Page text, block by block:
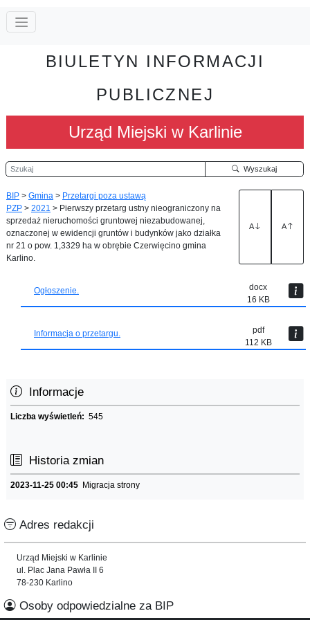
BIULETYN INFORMACJI
PUBLICZNEJ
Urząd Miejski w Karlinie
Szukaj Wyszukaj
BIP > Gmina > Przetargi poza ustawą
PZP > 2021 > Pierwszy przetarg ustny nieograniczony na
sprzedaż nieruchomości gruntowej niezabudowanej,
oznaczonej w ewidencji gruntów i budynków jako działka
nr 21 o pow. 1,3329 ha w obrębie Czerwięcino gmina
Karlino.
A A
Ogłoszenie.
docx
16 KB
Informacja o przetargu.
pdf
112 KB
Informacje
Liczba wyświetleń: 545
Historia zmian
2023-11-25 00:45 Migracja strony
Adres redakcji
Urząd Miejski w Karlinie
ul. Plac Jana Pawła II 6
78-230 Karlino
Osoby odpowiedzialne za BIP